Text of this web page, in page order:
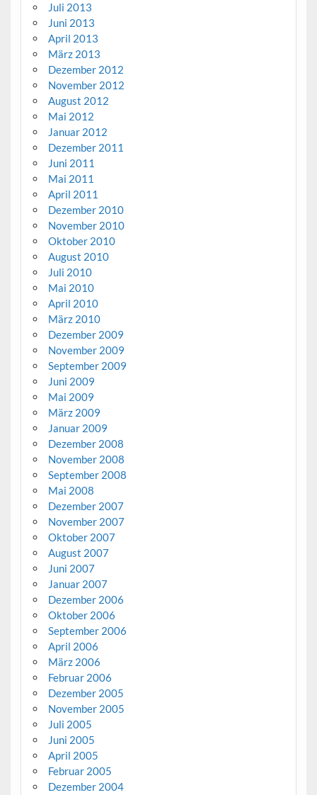
Juli 2013
Juni 2013
April 2013
März 2013
Dezember 2012
November 2012
August 2012
Mai 2012
Januar 2012
Dezember 2011
Juni 2011
Mai 2011
April 2011
Dezember 2010
November 2010
Oktober 2010
August 2010
Juli 2010
Mai 2010
April 2010
März 2010
Dezember 2009
November 2009
September 2009
Juni 2009
Mai 2009
März 2009
Januar 2009
Dezember 2008
November 2008
September 2008
Mai 2008
Dezember 2007
November 2007
Oktober 2007
August 2007
Juni 2007
Januar 2007
Dezember 2006
Oktober 2006
September 2006
April 2006
März 2006
Februar 2006
Dezember 2005
November 2005
Juli 2005
Juni 2005
April 2005
Februar 2005
Dezember 2004